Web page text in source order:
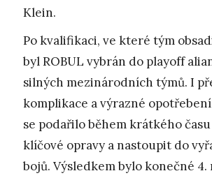
Klein.
Po kvalifikaci, ve které tým
byl ROBUL vybrán do playoff
silných mezinárodních týmů. I
komplikace a výrazné
se podařilo během krátkého
klíčové opravy a nastoupit do
bojů. Výsledkem bylo konečné